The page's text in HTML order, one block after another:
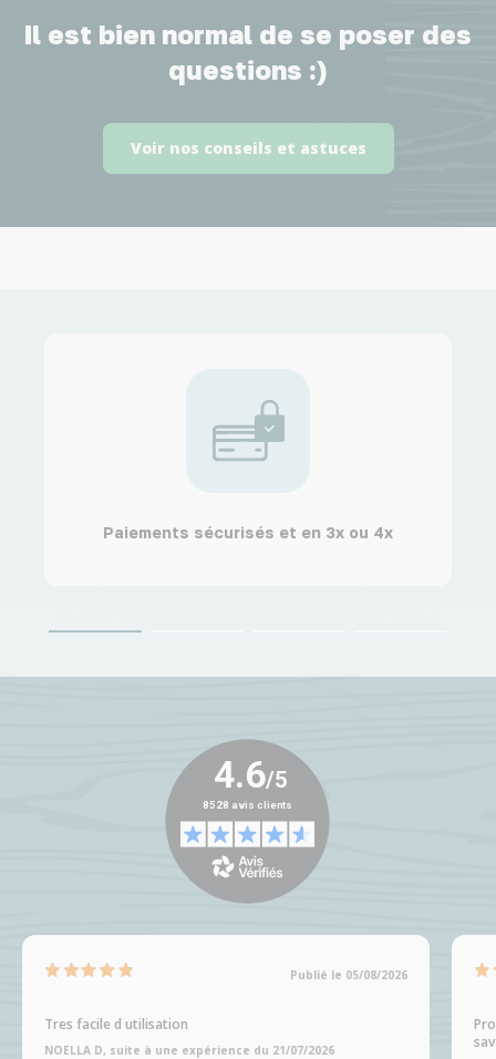
Il est bien normal de se poser des
questions :)
Voir nos conseils et astuces
Paiements sécurisés et en 3x ou 4x
Publié le 05/08/2026
Tres facile d utilisation
NOELLA D, suite à une expérience du 21/07/2026